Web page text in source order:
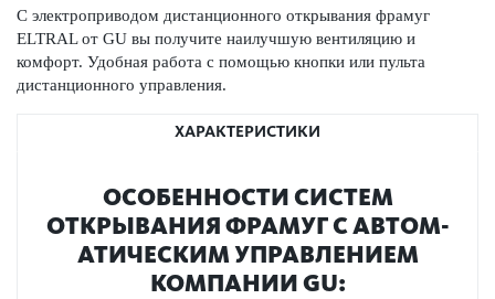
С электроприводом дистанционного открывания фрамуг
ELTRAL от GU вы получите наилучшую вентиляцию и
комфорт. Удобная работа с помощью кнопки или пульта
дистанционного управления.
ХАРАКТЕРИСТИКИ
ОСОБЕННОСТИ СИСТЕМ
ОТКРЫВАНИЯ ФРАМУГ С АВТОМ­
АТ­ИЧЕСКИМ УПРАВ­ЛЕНИЕМ
КОМПАНИИ GU: